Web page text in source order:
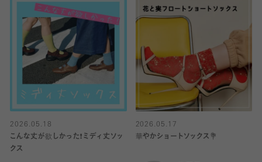
2026.05.18
こんな丈が欲しかった❗️ミディ丈ソッ
クス
2026.05.17
華やかショートソックス💐